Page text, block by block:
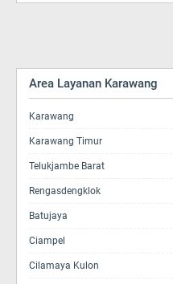
Area Layanan Karawang
Karawang
Karawang Timur
Telukjambe Barat
Rengasdengklok
Batujaya
Ciampel
Cilamaya Kulon